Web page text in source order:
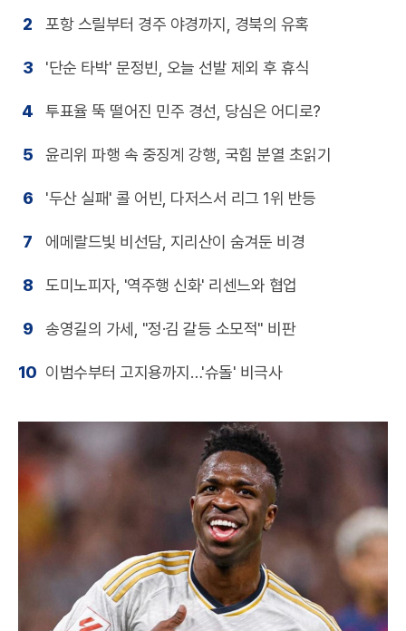
2 포항 스릴부터 경주 야경까지, 경북의 유혹
3 '단순 타박' 문정빈, 오늘 선발 제외 후 휴식
4 투표율 뚝 떨어진 민주 경선, 당심은 어디로?
5 윤리위 파행 속 중징계 강행, 국힘 분열 초읽기
6 '두산 실패' 콜 어빈, 다저스서 리그 1위 반등
7 에메랄드빛 비선담, 지리산이 숨겨둔 비경
8 도미노피자, '역주행 신화' 리센느와 협업
9 송영길의 가세, "정·김 갈등 소모적" 비판
10 이범수부터 고지용까지…'슈돌' 비극사